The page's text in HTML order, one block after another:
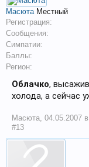
Масюта Местный
Регистрация:
Сообщения:
Симпатии:
Баллы:
Регион:
Облачко,
холода, а сейчас
Масюта, 04.05.2007
#13